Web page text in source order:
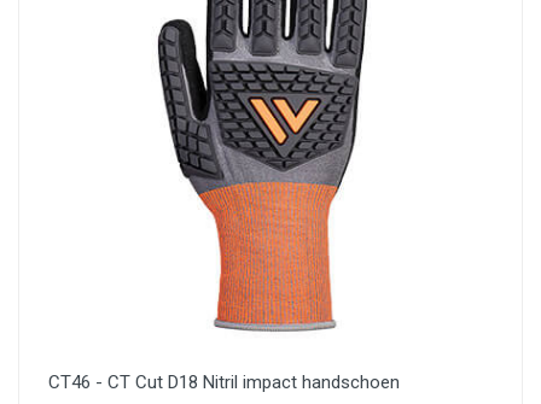
CT46 - CT Cut D18 Nitril impact handschoen